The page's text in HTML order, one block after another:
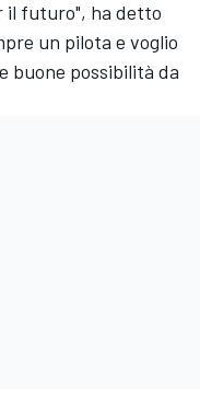
il futuro", ha detto
un pilota e voglio
buone possibilità da